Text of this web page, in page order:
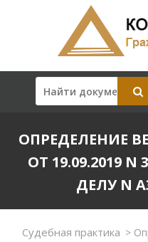
ОПРЕДЕЛЕНИЕ
ОТ 19.09.2019 N
ДЕЛУ N
Судебная практика >